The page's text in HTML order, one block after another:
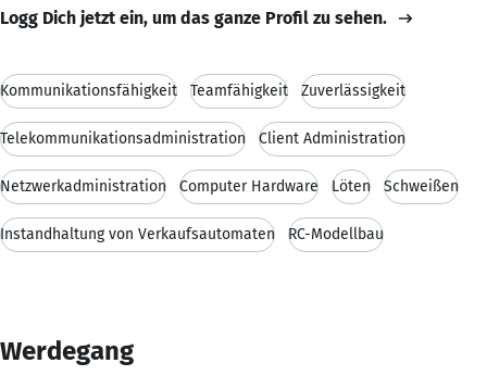
Logg Dich jetzt ein, um das ganze Profil zu sehen.
Kommunikationsfähigkeit Teamfähigkeit Zuverlässigkeit
Telekommunikationsadministration Client Administration
Netzwerkadministration Computer Hardware Löten Schweißen
Instandhaltung von Verkaufsautomaten RC-Modellbau
Werdegang